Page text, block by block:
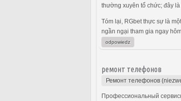
thường xuyên tổ chức; đây
Tóm lại, RGbet thực sự là
ngần ngại tham gia ngay
odpowiedz
ремонт телефонов
Ремонт телефонов
Профессиональный